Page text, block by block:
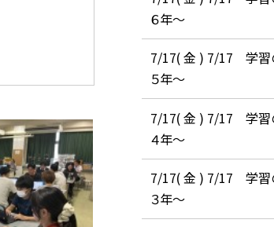
６年～
7/17( 金 ) 7/17 学
５年～
7/17( 金 ) 7/17 学
４年～
7/17( 金 ) 7/17 学
３年～